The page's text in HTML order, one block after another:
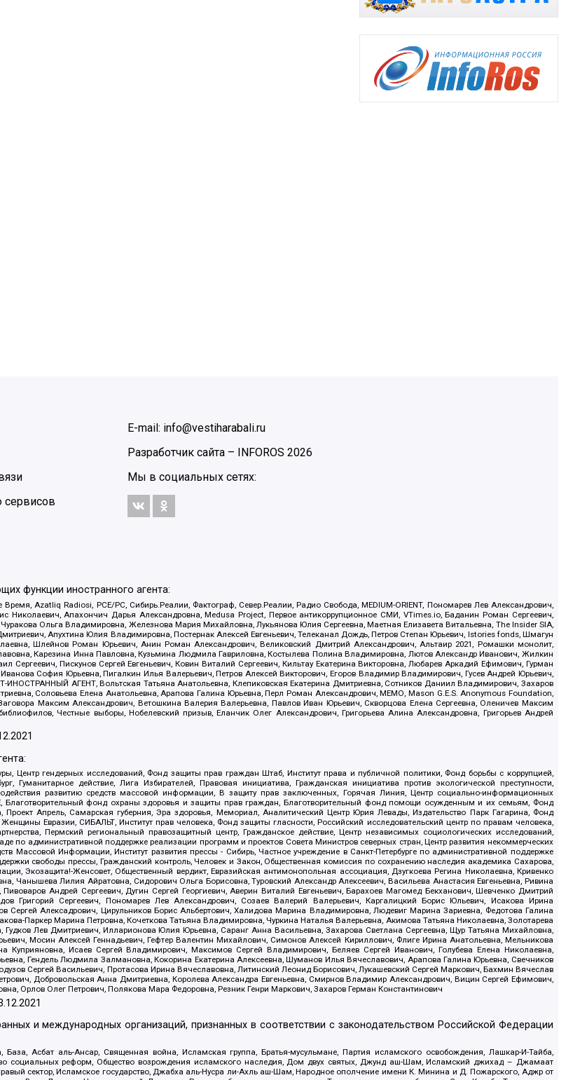
сервисов
E-mail: info@vestiharabali.ru
Разработчик сайта –
INFOROS 2026
Мы в социальных сетях:
функции иностранного агента:
Azatliq Radiosi, PCE/PC, Сибирь.Реалии, Фактограф, Север.Реалии, Радио Свобода, MEDIUM-ORIENT, Пономарев Лев Александрович,
Николаевич, Апахончич Дарья Александровна, Medusa Project, Первое антикоррупционное СМИ, VTimes.io, Баданин Роман Сергеевич,
Ольга Владимировна, Железнова Мария Михайловна, Лукьянова Юлия Сергеевна, Маетная Елизавета Витальевна, The Insider SIA,
Апухтина Юлия Владимировна, Постернак Алексей Евгеньевич, Телеканал Дождь, Петров Степан Юрьевич, Istories fonds, Шмагун
Шлейнов Роман Юрьевич, Анин Роман Александрович, Великовский Дмитрий Александрович, Альтаир 2021, Ромашки монолит,
Карезина Инна Павловна, Кузьмина Людмила Гавриловна, Костылева Полина Владимировна, Лютов Александр Иванович, Жилкин
Пискунов Сергей Евгеньевич, Ковин Виталий Сергеевич, Кильтау Екатерина Викторовна, Любарев Аркадий Ефимович, Гурман
София Юрьевна, Пигалкин Илья Валерьевич, Петров Алексей Викторович, Егоров Владимир Владимирович, Гусев Андрей Юрьевич,
АГЕНТ, Вольтская Татьяна Анатольевна, Клепиковская Екатерина Дмитриевна, Сотников Даниил Владимирович, Захаров
Соловьева Елена Анатольевна, Арапова Галина Юрьевна, Перл Роман Александрович, МЕМО, Mason G.E.S. Anonymous Foundation,
Максим Александрович, Ветошкина Валерия Валерьевна, Павлов Иван Юрьевич, Скворцова Елена Сергеевна, Оленичев Максим
Честные выборы, Нобелевский призыв, Еланчик Олег Александрович, Григорьева Алина Александровна, Григорьев Андрей
Центр гендерных исследований, Фонд защиты прав граждан Штаб, Институт права и публичной политики, Фонд борьбы с коррупцией,
действие, Лига Избирателей, Правовая инициатива, Гражданская инициатива против экологической преступности,
развитию средств массовой информации, В защиту прав заключенных, Горячая Линия, Центр социально-информационных
Благотворительный фонд охраны здоровья и защиты прав граждан, Благотворительный фонд помощи осужденным и их семьям, Фонд
Проект Апрель, Самарская губерния, Эра здоровья, Мемориал, Аналитический Центр Юрия Левады, Издательство Парк Гагарина, Фонд
Евразии, СИБАЛЬТ, Институт прав человека, Фонд защиты гласности, Российский исследовательский центр по правам человека,
Пермский региональный правозащитный центр, Гражданское действие, Центр независимых социологических исследований,
административной поддержке реализации программ и проектов Совета Министров северных стран, Центр развития некоммерческих
Массовой Информации, Институт развития прессы - Сибирь, Частное учреждение в Санкт-Петербурге по административной поддержке
свободы прессы, Гражданский контроль, Человек и Закон, Общественная комиссия по сохранению наследия академика Сахарова,
Экозащита!-Женсовет, Общественный вердикт, Евразийская антимонопольная ассоциация, Дзугкоева Регина Николаевна, Кривенко
Лилия Айратовна, Сидорович Ольга Борисовна, Туровский Александр Алексеевич, Васильева Анастасия Евгеньевна, Ривина
Андрей Сергеевич, Дугин Сергей Георгиевич, Аверин Виталий Евгеньевич, Барахоев Магомед Бекханович, Шевченко Дмитрий
Григорий Сергеевич, Пономарев Лев Александрович, Созаев Валерий Валерьевич, Каргалицкий Борис Юльевич, Исакова Ирина
Сергей Алексадрович, Цирульников Борис Альбертович, Халидова Марина Владимировна, Людевиг Марина Зариевна, Федотова Галина
Паркер Марина Петровна, Кочеткова Татьяна Владимировна, Чуркина Наталья Валерьевна, Акимова Татьяна Николаевна, Золотарева
Лев Дмитриевич, Илларионова Юлия Юрьевна, Саранг Анна Васильевна, Захарова Светлана Сергеевна, Щур Татьяна Михайловна,
Мосин Алексей Геннадьевич, Гефтер Валентин Михайлович, Симонов Алексей Кириллович, Флиге Ирина Анатольевна, Мельникова
Исаев Сергей Владимирович, Максимов Сергей Владимирович, Беляев Сергей Иванович, Голубева Елена Николаевна,
Гендель Людмила Залмановна, Кокорина Екатерина Алексеевна, Шуманов Илья Вячеславович, Арапова Галина Юрьевна, Свечников
Сергей Васильевич, Протасова Ирина Вячеславовна, Литинский Леонид Борисович, Лукашевский Сергей Маркович, Бахмин Вячеслав
Добровольская Анна Дмитриевна, Королева Александра Евгеньевна, Смирнов Владимир Александрович, Вицин Сергей Ефимович,
Орлов Олег Петрович, Полякова Мара Федоровна, Резник Генри Маркович, Захаров Герман Константинович
и международных организаций, признанных в соответствии с законодательством Российской Федерации
Асбат аль-Ансар, Священная война, Исламская группа, Братья-мусульмане, Партия исламского освобождения, Лашкар-И-Тайба,
социальных реформ, Общество возрождения исламского наследия, Дом двух святых, Джунд аш-Шам, Исламский джихад – Джамаат
сектор, Исламское государство, Джабха аль-Нусра ли-Ахль аш-Шам, Народное ополчение имени К. Минина и Д. Пожарского, Аджр от